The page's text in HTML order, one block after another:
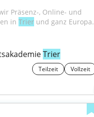
Präsenz-, Online- und
in Trier
Trier
Teilzeit Vollzeit